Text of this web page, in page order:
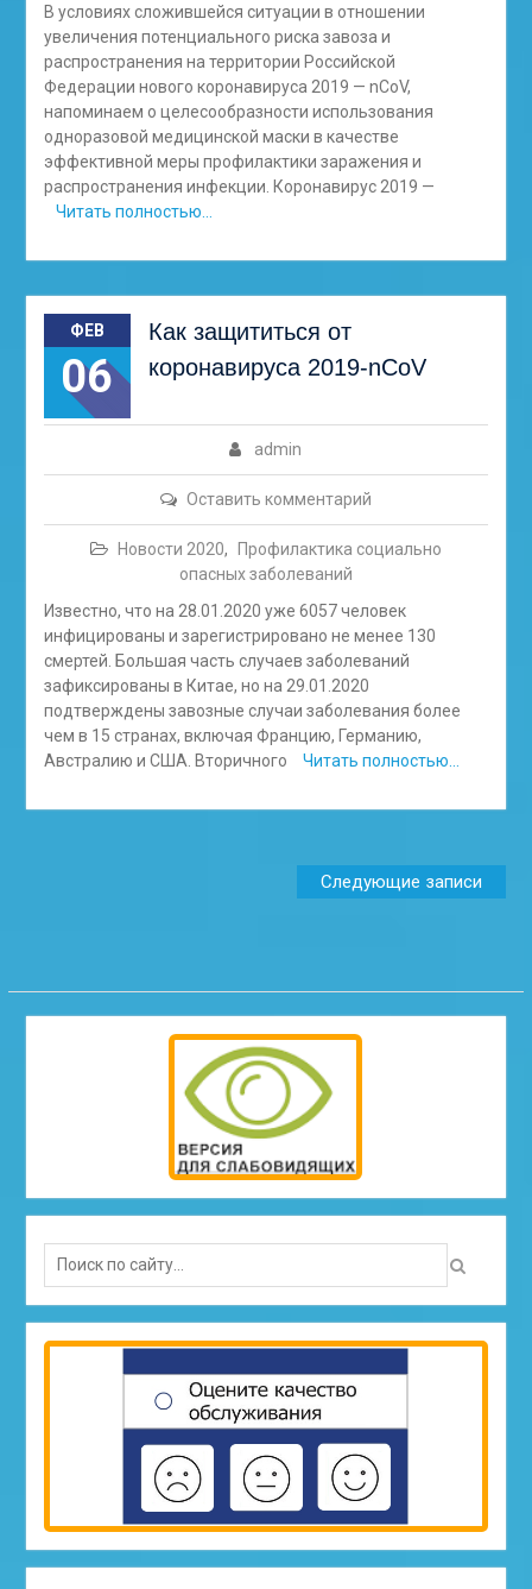
В условиях сложившейся ситуации в отношении
увеличения потенциального риска завоза и
распространения на территории Российской
Федерации нового коронавируса 2019 — nCoV,
напоминаем о целесообразности использования
одноразовой медицинской маски в качестве
эффективной меры профилактики заражения и
распространения инфекции. Коронавирус 2019 —
Читать полностью…
ФЕВ
06
Как защититься от
коронавируса 2019-nCoV
admin
Оставить комментарий
Новости 2020,
Профилактика социально
опасных заболеваний
Известно, что на 28.01.2020 уже 6057 человек
инфицированы и зарегистрировано не менее 130
смертей. Большая часть случаев заболеваний
зафиксированы в Китае, но на 29.01.2020
подтверждены завозные случаи заболевания более
чем в 15 странах, включая Францию, Германию,
Австралию и США. Вторичного
Читать полностью…
Следующие записи
Search
for: